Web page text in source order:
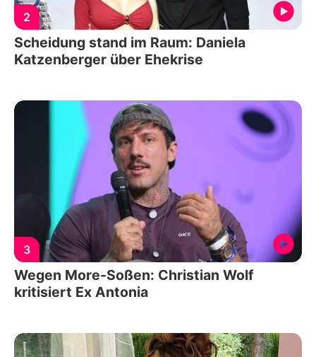
2
Scheidung stand im Raum: Daniela
Katzenberger über Ehekrise
3
Wegen More-Soßen: Christian Wolf
kritisiert Ex Antonia